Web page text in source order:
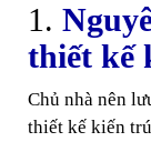
1.
thiết kế
Chủ nhà nên
thiết kế kiến